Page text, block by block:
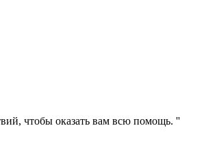
чтобы оказать вам всю помощь. ''